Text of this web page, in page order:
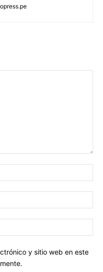
y sitio web en este